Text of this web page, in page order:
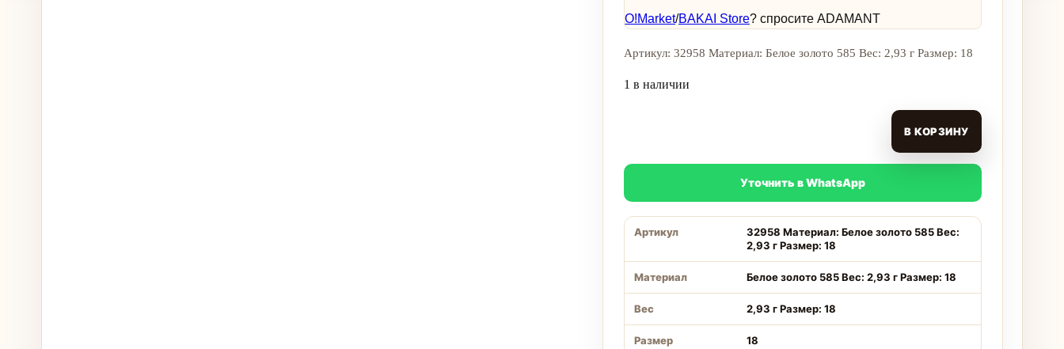
O!Market/BAKAI Store? спросите ADAMANT
Артикул: 32958 Материал: Белое золото 585 Вес: 2,93 г Размер: 18
1 в наличии
В КОРЗИНУ
Уточнить в WhatsApp
Артикул
32958 Материал: Белое золото 585 Вес:
2,93 г Размер: 18
Материал Белое золото 585 Вес: 2,93 г Размер: 18
Вес 2,93 г Размер: 18
Размер 18